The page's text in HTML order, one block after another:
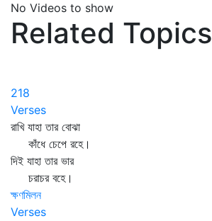
No Videos to show
Related Topics
218
Verses
রাখি যাহা তার বোঝা
কাঁধে চেপে রহে।
দিই যাহা তার ভার
চরাচর বহে।
ক্ষণমিলন
Verses